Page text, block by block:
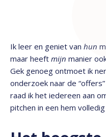
Ik leer en geniet van hun
maar heeft mijn manier
Gek genoeg ontmoet ik
onderzoek naar de
raad ik het iedereen aan
pitchen in een hem